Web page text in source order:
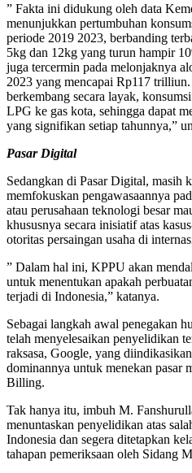
” Fakta ini didukung oleh data
menunjukkan pertumbuhan
periode 2019 2023, berbanding
5kg dan 12kg yang turun hampir
juga tercermin pada melonjaknya
2023 yang mencapai Rp117
berkembang secara layak,
LPG ke gas kota, sehingga dapat
yang signifikan setiap tahunnya,”
Pasar Digital
Sedangkan di Pasar Digital, masih
memfokuskan pengawasaannya
atau perusahaan teknologi besar
khususnya secara inisiatif atas
otoritas persaingan usaha di
” Dalam hal ini, KPPU akan
untuk menentukan apakah
terjadi di Indonesia,” katanya.
Sebagai langkah awal penegakan
telah menyelesaikan penyelidikan
raksasa, Google, yang
dominannya untuk menekan pasar
Billing.
Tak hanya itu, imbuh M.
menuntaskan penyelidikan atas
Indonesia dan segera ditetapkan
tahapan pemeriksaan oleh Sidang